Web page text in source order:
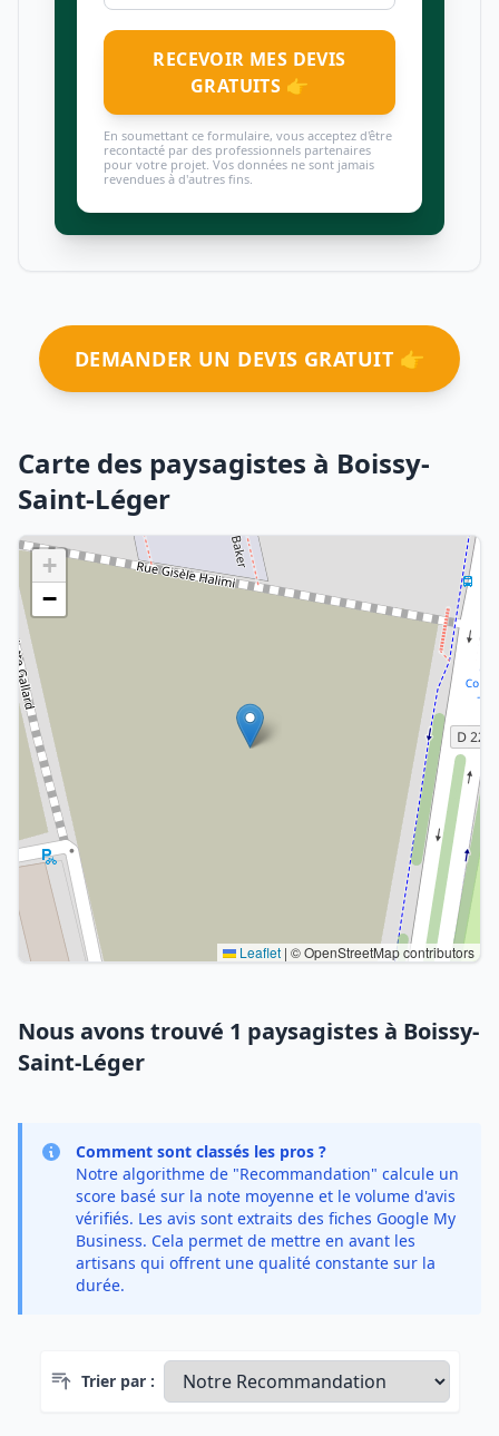
RECEVOIR MES DEVIS
GRATUITS 👉
En soumettant ce formulaire, vous acceptez d'être
recontacté par des professionnels partenaires
pour votre projet. Vos données ne sont jamais
revendues à d'autres fins.
DEMANDER UN DEVIS GRATUIT 👉
Carte des paysagistes à Boissy-
Saint-Léger
+
−
Leaflet | © OpenStreetMap contributors
Nous avons trouvé 1 paysagistes à Boissy-
Saint-Léger
Comment sont classés les pros ?
Notre algorithme de "Recommandation" calcule un
score basé sur la note moyenne et le volume d'avis
vérifiés. Les avis sont extraits des fiches Google My
Business. Cela permet de mettre en avant les
artisans qui offrent une qualité constante sur la
durée.
Trier par :